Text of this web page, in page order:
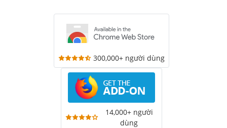
300,000+ người dùng
14,000+ người
dùng